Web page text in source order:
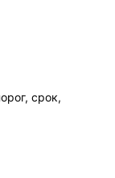
срок,